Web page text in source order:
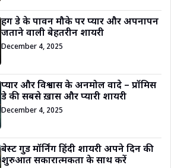
हग डे के पावन मौके पर प्यार और अपनापन
जताने वाली बेहतरीन शायरी
December 4, 2025
प्यार और विश्वास के अनमोल वादे – प्रॉमिस
डे की सबसे ख़ास और प्यारी शायरी
December 4, 2025
बेस्ट गुड मॉर्निंग हिंदी शायरी अपने दिन की
शुरुआत सकारात्मकता के साथ करें